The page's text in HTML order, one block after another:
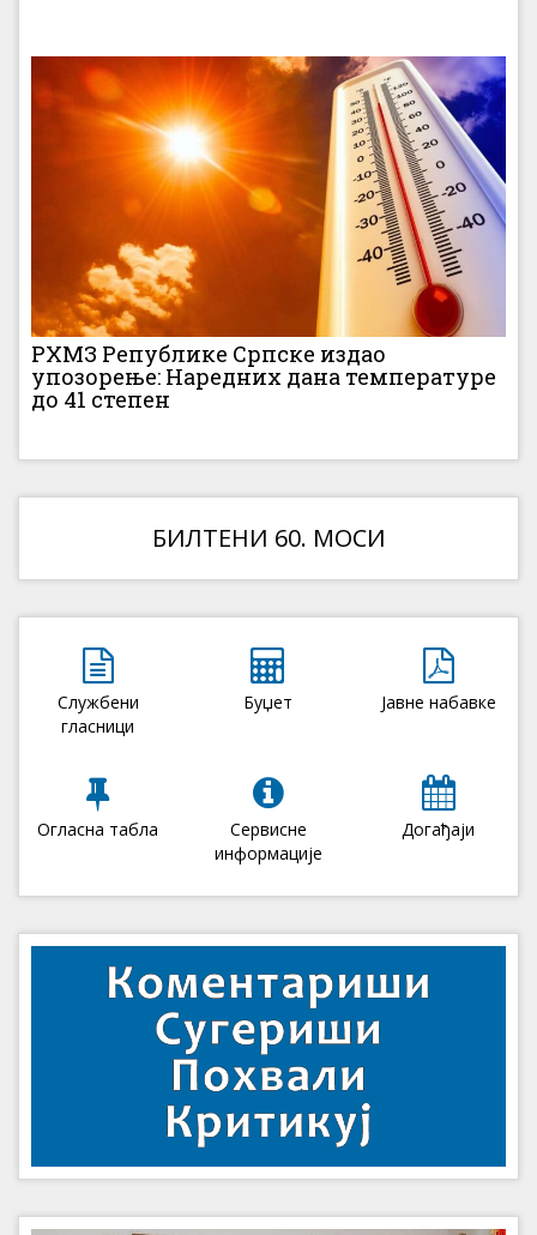
РХМЗ Републике Српске издао
упозорење: Наредних дана температуре
до 41 степен
БИЛТЕНИ 60. МОСИ
Службени
гласници
Буџет Јавне набавке
Огласна табла
Сервисне
информације
Догађаји